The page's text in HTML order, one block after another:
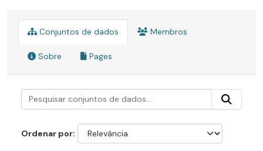
Conjuntos de dados Membros
Sobre Pages
Ordenar por